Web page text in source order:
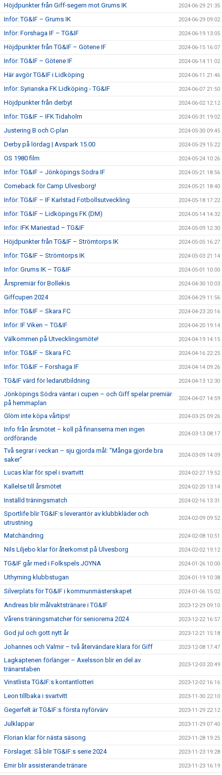
Höjdpunkter från Giff-segern mot Grums IK 2024-06-29 21:35
Inför: TG&IF – Grums IK 2024-06-29 09:02
Inför: Forshaga IF – TG&IF 2024-06-19 13:05
Höjdpunkter från TG&IF – Götene IF 2024-06-15 16:07
Inför: TG&IF – Götene IF 2024-06-14 11:02
Här avgör TG&IF i Lidköping 2024-06-11 21:46
Inför: Syrianska FK Lidköping - TG&IF 2024-06-07 21:50
Höjdpunkter från derbyt 2024-06-02 12:12
Inför: TG&IF – IFK Tidaholm 2024-05-31 19:02
Justering B och C-plan 2024-05-30 09:45
Derby på lördag | Avspark 15.00 2024-05-29 15:22
OS 1980 film 2024-05-24 10:26
Inför: TG&IF – Jönköpings Södra IF 2024-05-21 18:56
Comeback för Camp Ulvesborg! 2024-05-21 18:40
Inför: TG&IF – IF Karlstad Fotbollsutveckling 2024-05-18 17:22
Inför: TG&IF – Lidköpings FK (DM) 2024-05-14 14:32
Inför: IFK Mariestad – TG&IF 2024-05-09 12:30
Höjdpunkter från TG&IF – Strömtorps IK 2024-05-05 16:27
Inför: TG&IF – Strömtorps IK 2024-05-03 21:14
Inför: Grums IK – TG&IF 2024-05-01 10:00
Årspremiär för Bollekis 2024-04-30 10:03
Giffcupen 2024 2024-04-29 11:56
Inför: TG&IF – Skara FC 2024-04-23 20:16
Inför: IF Viken – TG&IF 2024-04-20 19:14
Välkommen på Utvecklingsmöte! 2024-04-19 14:15
Inför: TG&IF – Skara FC 2024-04-16 22:25
Inför: TG&IF – Forshaga IF 2024-04-14 09:26
TG&IF värd för ledarutbildning 2024-04-13 12:30
Jönköpings Södra väntar i cupen – och Giff spelar premiär
på hemmaplan
2024-04-07 14:59
Glöm inte köpa vårtips! 2024-03-25 09:26
Info från årsmötet – koll på finanserna men ingen
ordförande
2024-03-13 08:17
Två segrar i veckan – sju gjorda mål: ”Många gjorde bra
saker”
2024-03-09 14:09
Lucas klar för spel i svartvitt 2024-02-27 19:52
Kallelse till årsmötet 2024-02-20 13:14
Inställd träningsmatch 2024-02-16 13:31
Sportlife blir TG&IF:s leverantör av klubbkläder och
utrustning
2024-02-09 09:52
Matchändring 2024-02-08 10:51
Nils Liljebo klar för återkomst på Ulvesborg 2024-02-02 19:12
TG&IF går med i Folkspels JOYNA 2024-01-26 10:00
Uthyrning klubbstugan 2024-01-19 10:38
Silverplats för TG&IF i kommunmästerskapet 2024-01-06 15:02
Andreas blir målvaktstränare i TG&IF 2023-12-29 09:10
Vårens träningsmatcher för seniorerna 2024 2023-12-22 16:57
God jul och gott nytt år 2023-12-21 15:18
Johannes och Valmir – två återvändare klara för Giff 2023-12-08 17:47
Lagkaptenen förlänger – Axelsson blir en del av
tränarstaben
2023-12-03 20:49
Vinstlista TG&IF:s kontantlotteri 2023-12-02 16:16
Leon tillbaka i svartvitt 2023-11-30 22:10
Gegerfelt är TG&IF:s första nyförvärv 2023-11-29 22:12
Julklappar 2023-11-29 07:40
Florian klar för nästa säsong 2023-11-28 19:25
Förslaget: Så blir TG&IF:s serie 2024 2023-11-23 19:28
Emir blir assisterande tränare 2023-11-23 16:19